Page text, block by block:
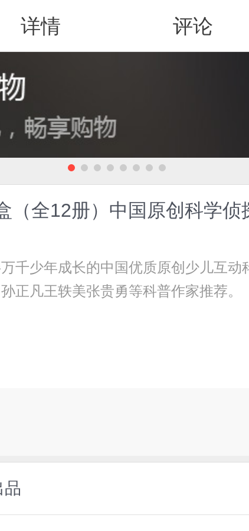
详情 评论
（全12册）中国原创科学
千少年成长的中国优质原创少儿互
正凡王轶美张贵勇等科普作家推荐。
品